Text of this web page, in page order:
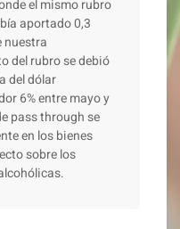
el mismo rubro
aportado 0,3
nuestra
del rubro se debió
del dólar
6% entre mayo y
pass through se
en los bienes
sobre los